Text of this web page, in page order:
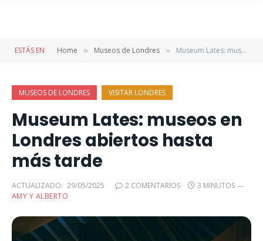
ESTÁS EN Home » Museos de Londres » Museum Lates: museos en Londres abiertos hasta más tarde
MUSEOS DE LONDRES VISITAR LONDRES
Museum Lates: museos en
Londres abiertos hasta
más tarde
ACTUALIZADO: 29/05/2025 2 COMENTARIOS
3 MINUTOS
AMY Y ALBERTO